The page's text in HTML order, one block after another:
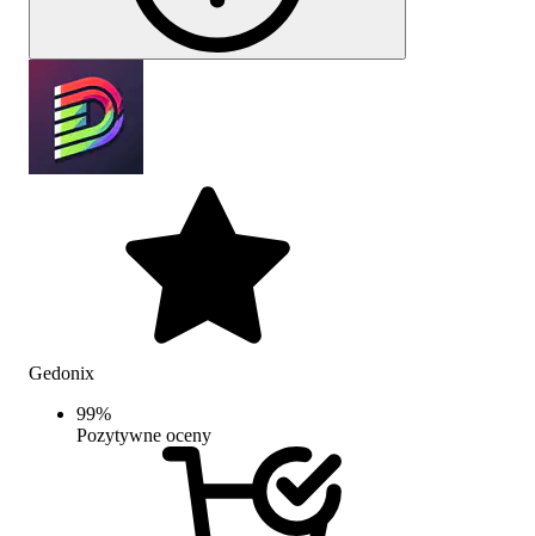
Gedonix
99%
Pozytywne oceny